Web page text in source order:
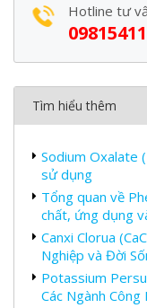
Hotline tư
Tìm hiểu thêm
Sodium Oxalate
sử dụng
Tổng quan về
chất, ứng dụng
Canxi Clorua
Nghiệp và Đời
Potassium
Các Ngành Công